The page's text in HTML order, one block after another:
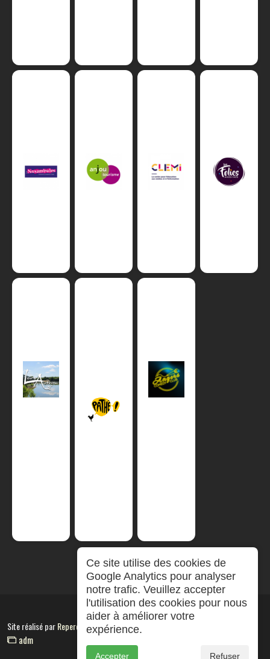
Site réalisé parRepereCom
adm
Ce site utilise des cookies de
Google Analytics pour analyser
notre trafic. Veuillez accepter
l'utilisation des cookies pour nous
aider à améliorer votre
expérience.
Accepter Refuser